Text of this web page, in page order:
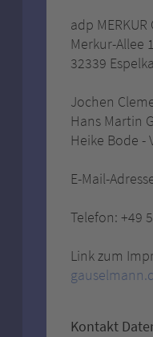
adp
Merkur-Allee
32339
Jochen
Hans Martin
Heike Bode -
E-Mail-
Telefon: +49
Link zum
Kontakt